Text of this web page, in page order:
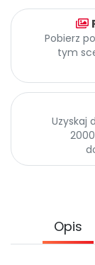
Pomoc
Pobierz
tym
Uzyskaj
Opis